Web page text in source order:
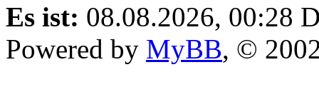
Es ist: 08.08.2026, 00:28
Powered by MyBB, ©